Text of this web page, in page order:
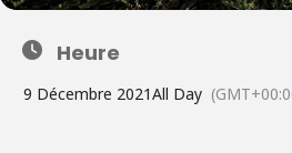
Heure
9 Décembre 2021All Day